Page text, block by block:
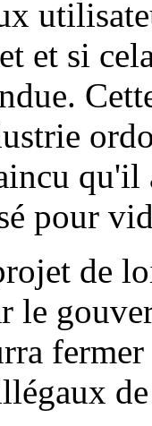
et si
qu'il
pour
de
le